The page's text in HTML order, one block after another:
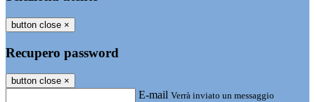
button close ×
Recupero password
button close ×
E-mail Verrà inviato un messaggio